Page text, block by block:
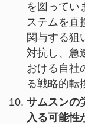
を図ってい
ステムを直
関与する狙
対抗し、急
おける自社
る戦略的転
サムスンの
入る可能性